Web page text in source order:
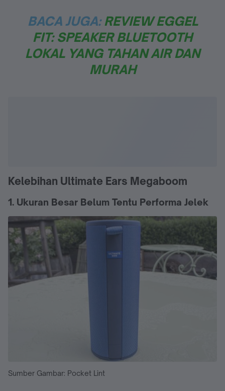
BACA JUGA:REVIEW EGGEL
FIT: SPEAKER BLUETOOTH
LOKAL YANG TAHAN AIR DAN
MURAH
Kelebihan Ultimate Ears Megaboom
1. Ukuran Besar Belum Tentu Performa Jelek
Sumber Gambar: Pocket Lint